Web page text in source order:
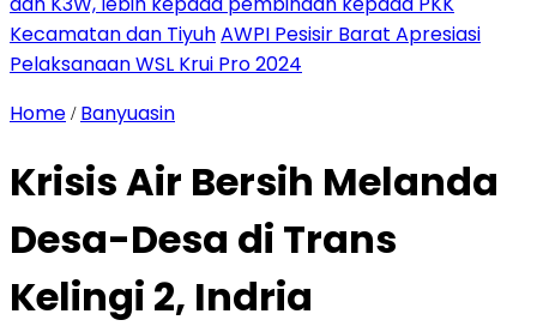
Kecamatan dan TiyuhAWPI Pesisir Barat Apresiasi
Pelaksanaan WSL Krui Pro 2024
Home / Banyuasin
Krisis Air Bersih Melanda
Desa-Desa di Trans
Kelingi 2, Indria